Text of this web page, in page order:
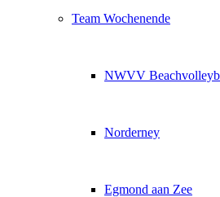
Team Wochenende
NWVV
Norderney
Egmond aan Zee